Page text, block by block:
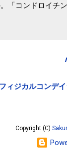
「コンドロイチ
「コンドロイチ
ンドロイチン補
・賞味期限ギリ
。 またタレ・薬
す。 関節の痛み
ース そこそこの
さそうな気はす
ィジカルコンデ
Copyright (C)